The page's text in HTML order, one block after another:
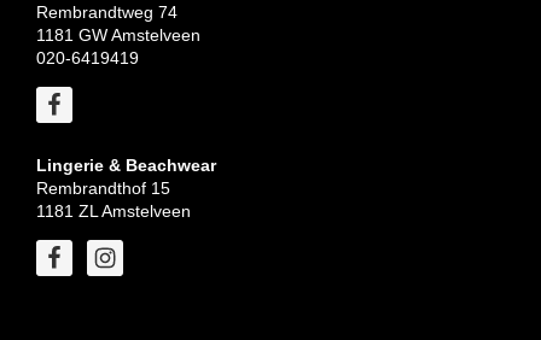
Rembrandtweg 74
1181 GW Amstelveen
020-6419419
Lingerie & Beachwear
Rembrandthof 15
1181 ZL Amstelveen